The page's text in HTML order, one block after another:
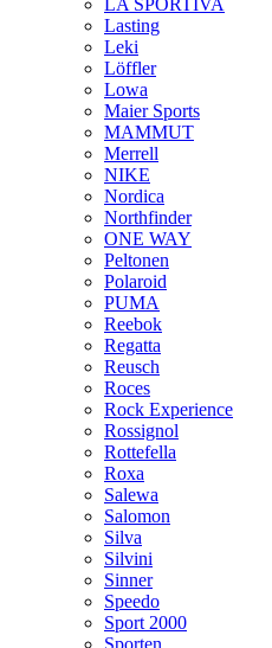
Lasting
Leki
Löffler
Lowa
Maier Sports
MAMMUT
Merrell
NIKE
Nordica
Northfinder
ONE WAY
Peltonen
Polaroid
PUMA
Reebok
Regatta
Reusch
Roces
Rock Experience
Rossignol
Rottefella
Roxa
Salewa
Salomon
Silva
Silvini
Sinner
Speedo
Sport 2000
Sporten